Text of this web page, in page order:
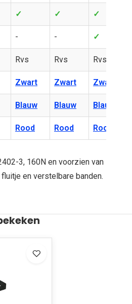
✓ ✓ ✓
- - ✓
Rvs Rvs Rvs
Zwart Zwart Zwart
Blauw Blauw Blauw
Rood Rood Rood
3, 160N en voorzien van
en verstelbare banden.